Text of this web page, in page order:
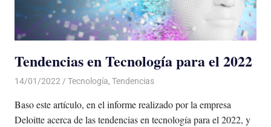
Tendencias en Tecnología para el 2022
14/01/2022 De todo un Poco
Tecnología, Tendencias
Baso este artículo, en el informe realizado por la empresa
Deloitte acerca de las tendencias en tecnología para el 2022, y